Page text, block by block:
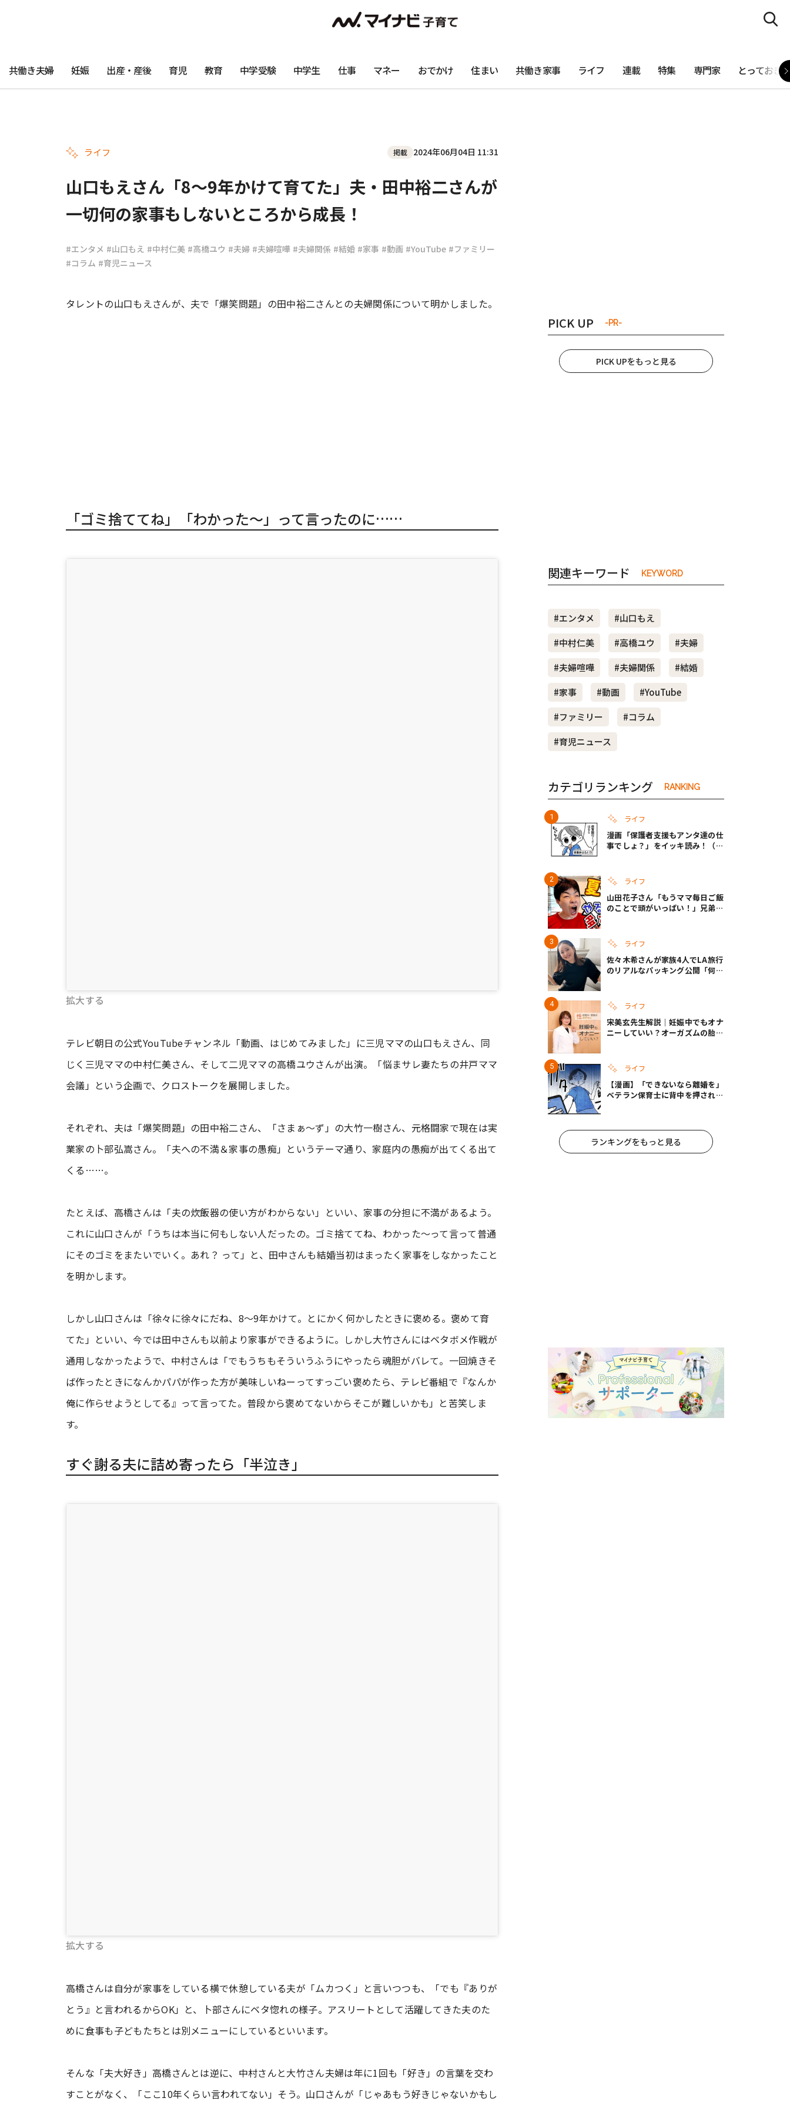
#ワンオペ育児 #コミックエッセイ #共働き夫婦のセブンルール
共働き夫婦 妊娠 出産・産後 育児 教育 中学受験 中学生 仕事 マネー おでかけ 住まい 共働き家事 ライフ 連載 特集 専門家 とっておき
ライフ 掲載 2024年06月04日 11:31
山口もえさん「8～9年かけて育てた」夫・田中裕二さんが
一切何の家事もしないところから成長！
#エンタメ #山口もえ #中村仁美 #高橋ユウ #夫婦 #夫婦喧嘩 #夫婦関係 #結婚 #家事 #動画 #YouTube #ファミリー
#コラム #育児ニュース
タレントの山口もえさんが、夫で「爆笑問題」の田中裕二さんとの夫婦関係について明かしました。
「ゴミ捨ててね」「わかった～」って言ったのに……
拡大する
テレビ朝日の公式YouTubeチャンネル「動画、はじめてみました」に三児ママの山口もえさん、同
じく三児ママの中村仁美さん、そして二児ママの高橋ユウさんが出演。「悩まサレ妻たちの井戸ママ
会議」という企画で、クロストークを展開しました。
それぞれ、夫は「爆笑問題」の田中裕二さん、「さまぁ～ず」の大竹一樹さん、元格闘家で現在は実
業家の卜部弘嵩さん。「夫への不満＆家事の愚痴」というテーマ通り、家庭内の愚痴が出てくる出て
くる……。
たとえば、高橋さんは「夫の炊飯器の使い方がわからない」といい、家事の分担に不満があるよう。
これに山口さんが「うちは本当に何もしない人だったの。ゴミ捨ててね、わかった～って言って普通
にそのゴミをまたいでいく。あれ？ って」と、田中さんも結婚当初はまったく家事をしなかったこと
を明かします。
しかし山口さんは「徐々に徐々にだね、8～9年かけて。とにかく何かしたときに褒める。褒めて育
てた」といい、今では田中さんも以前より家事ができるように。しかし大竹さんにはベタボメ作戦が
通用しなかったようで、中村さんは「でもうちもそういうふうにやったら魂胆がバレて。一回焼きそ
ば作ったときになんかパパが作った方が美味しいねーってすっごい褒めたら、テレビ番組で『なんか
俺に作らせようとしてる』って言ってた。普段から褒めてないからそこが難しいかも」と苦笑しま
す。
すぐ謝る夫に詰め寄ったら「半泣き」
拡大する
高橋さんは自分が家事をしている横で休憩している夫が「ムカつく」と言いつつも、「でも『ありが
とう』と言われるからOK」と、卜部さんにベタ惚れの様子。アスリートとして活躍してきた夫のた
めに食事も子どもたちとは別メニューにしているといいます。
そんな「夫大好き」高橋さんとは逆に、中村さんと大竹さん夫婦は年に1回も「好き」の言葉を交わ
すことがなく、「ここ10年くらい言われてない」そう。山口さんが「じゃあもう好きじゃないかもし
PICK UP -PR-
PICK UPをもっと見る
関連キーワード KEYWORD
#エンタメ
#山口もえ
#中村仁美
#高橋ユウ
#夫婦
#夫婦喧嘩
#夫婦関係
#結婚
#家事
#動画
#YouTube
#ファミリー
#コラム
#育児ニュース
カテゴリランキング RANKING
ライフ
漫画「保護者支援もアンタ達の仕
事でしょ？」をイッキ読み！（右
ライフ
山田花子さん「もうママ毎日ご飯
のことで頭がいっぱい！」兄弟夏
ライフ
佐々木希さんが家族4人でLA旅行
のリアルなパッキング公開「何が
ライフ
宋美玄先生解説｜妊娠中でもオナ
ニーしていい？オーガズムの胎児
ライフ
【漫画】「できないなら離婚を」
ベテラン保育士に背中を押され、
ランキングをもっと見る